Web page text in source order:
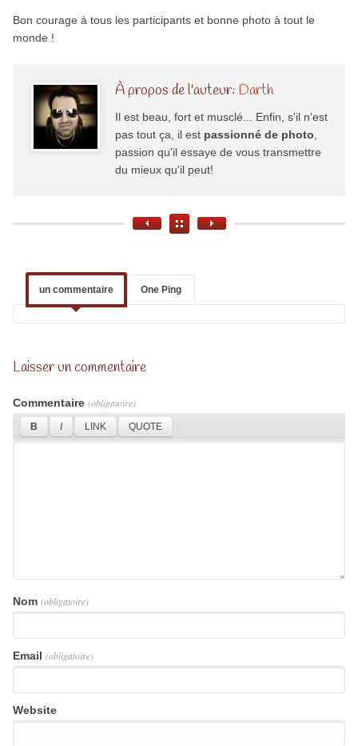
Bon courage à tous les participants et bonne photo à tout le
monde !
À propos de l'auteur: Darth
Il est beau, fort et musclé... Enfin, s'il n'est
pas tout ça, il est passionné de photo,
passion qu'il essaye de vous transmettre
du mieux qu'il peut!
un commentaire One Ping
Laisser un commentaire
Commentaire (obligatoire)
Nom (obligatoire)
Email (obligatoire)
Website